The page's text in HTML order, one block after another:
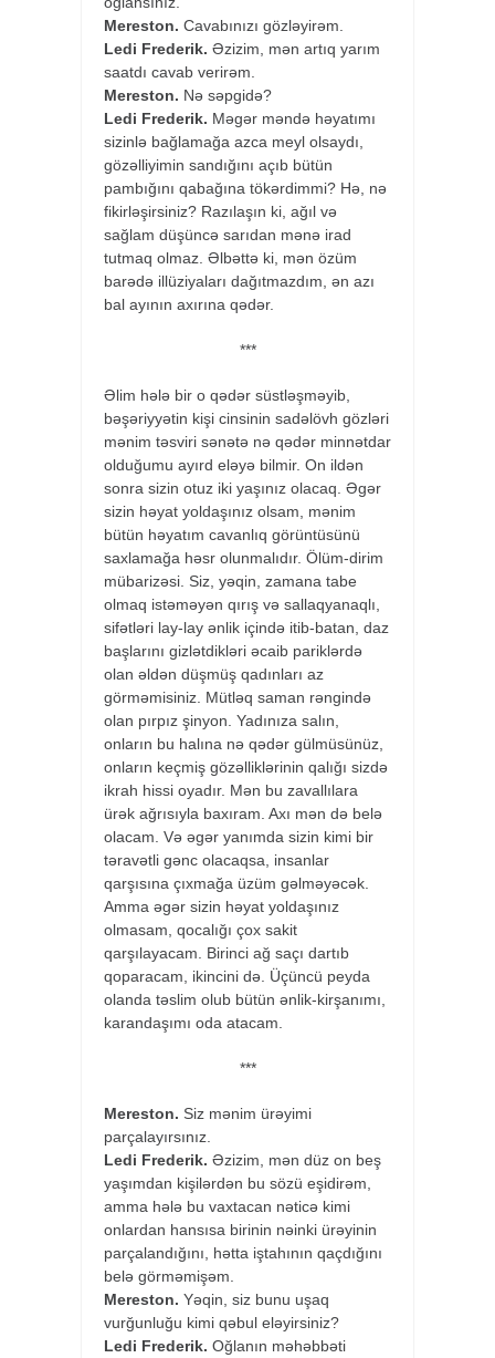
Mereston. Cavabınızı gözləyirəm.
Ledi Frederik. Əzizim, mən artıq yarım
saatdı cavab verirəm.
Mereston. Nə səpgidə?
Ledi Frederik. Məgər məndə həyatımı
sizinlə bağlamağa azca meyl olsaydı,
gözəlliyimin sandığını açıb bütün
pambığını qabağına tökərdimmi? Hə, nə
fikirləşirsiniz? Razılaşın ki, ağıl və
sağlam düşüncə sarıdan mənə irad
tutmaq olmaz. Əlbəttə ki, mən özüm
barədə illüziyaları dağıtmazdım, ən azı
bal ayının axırına qədər.
***
Əlim hələ bir o qədər süstləşməyib,
bəşəriyyətin kişi cinsinin sadəlövh gözləri
mənim təsviri sənətə nə qədər minnətdar
olduğumu ayırd eləyə bilmir. On ildən
sonra sizin otuz iki yaşınız olacaq. Əgər
sizin həyat yoldaşınız olsam, mənim
bütün həyatım cavanlıq görüntüsünü
saxlamağa həsr olunmalıdır. Ölüm-dirim
mübarizəsi. Siz, yəqin, zamana tabe
olmaq istəməyən qırış və sallaqyanaqlı,
sifətləri lay-lay ənlik içində itib-batan, daz
başlarını gizlətdikləri əcaib pariklərdə
olan əldən düşmüş qadınları az
görməmisiniz. Mütləq saman rəngində
olan pırpız şinyon. Yadınıza salın,
onların bu halına nə qədər gülmüsünüz,
onların keçmiş gözəlliklərinin qalığı sizdə
ikrah hissi oyadır. Mən bu zavallılara
ürək ağrısıyla baxıram. Axı mən də belə
olacam. Və əgər yanımda sizin kimi bir
təravətli gənc olacaqsa, insanlar
qarşısına çıxmağa üzüm gəlməyəcək.
Amma əgər sizin həyat yoldaşınız
olmasam, qocalığı çox sakit
qarşılayacam. Birinci ağ saçı dartıb
qoparacam, ikincini də. Üçüncü peyda
olanda təslim olub bütün ənlik-kirşanımı,
karandaşımı oda atacam.
***
Mereston. Siz mənim ürəyimi
parçalayırsınız.
Ledi Frederik. Əzizim, mən düz on beş
yaşımdan kişilərdən bu sözü eşidirəm,
amma hələ bu vaxtacan nəticə kimi
onlardan hansısa birinin nəinki ürəyinin
parçalandığını, hətta iştahının qaçdığını
belə görməmişəm.
Mereston. Yəqin, siz bunu uşaq
vurğunluğu kimi qəbul eləyirsiniz?
Ledi Frederik. Oğlanın məhəbbəti